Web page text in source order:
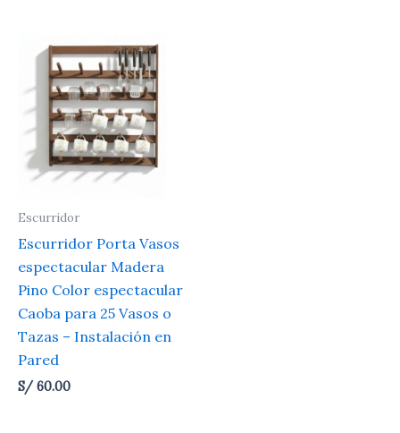
Escurridor
Escurridor Porta Vasos
espectacular Madera
Pino Color espectacular
Caoba para 25 Vasos o
Tazas – Instalación en
Pared
S/60.00